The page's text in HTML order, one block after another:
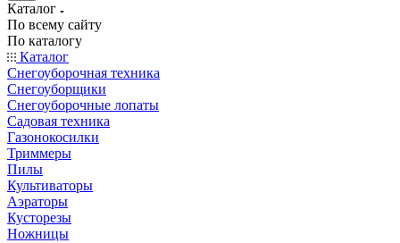
Каталог
По всему сайту
По каталогу
Каталог
Снегоуборочная техника
Снегоуборщики
Снегоуборочные лопаты
Садовая техника
Газонокосилки
Триммеры
Пилы
Культиваторы
Аэраторы
Кусторезы
Ножницы